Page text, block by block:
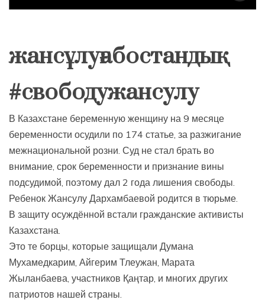
жансұлуғабостандық
#свободужансулу
В Казахстане беременную женщину на 9 месяце
беременности осудили по 174 статье, за разжигание
межнациональной розни. Суд не стал брать во
внимание, срок беременности и признание вины
подсудимой, поэтому дал 2 года лишения свободы.
Ребенок Жансулу Дархамбаевой родится в тюрьме.
В защиту осуждённой встали гражданские активисты
Казахстана.
Это те борцы, которые защищали Думана
Мухамедкарим, Айгерим Тлеужан, Марата
Жыланбаева, участников Қаңтар, и многих других
патриотов нашей страны.